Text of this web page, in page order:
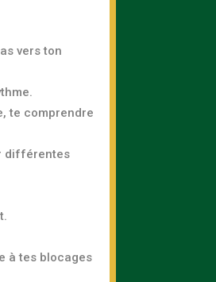
vers ton
te comprendre
différentes
à tes blocages